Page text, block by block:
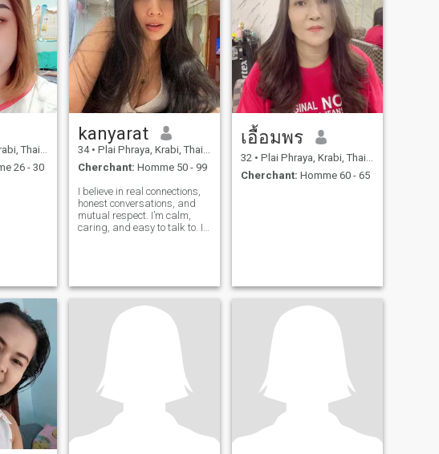
Thailande
26 - 30
kanyarat
34 • Plai Phraya, Krabi, Thailande
Cherchant: Homme 50 - 99
I believe in real connections,
honest conversations, and
mutual respect. I’m calm,
caring, and easy to talk to. If
เอื้อมพร
32 • Plai Phraya, Krabi, Thailande
Cherchant: Homme 60 - 65